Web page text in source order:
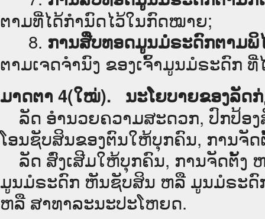
ຕາມທີ່ໄດ້ກຳນົດໄວ້ໃນກົດໝາຍ;
8. ການສືບທອດມູນມໍຣະດົກຕາມພິ
ຕາມເຈດຈຳນົງ ຂອງເຈົ້າມູນມໍຣະດົກ
ມາດຕາ 4(ໃໝ່). ນະໂຍບາຍຂອງລັດ
ລັດ ອຳນວຍຄວາມສະດວກ, ປົກປ້ອ
ໂອນຊັບສິນຂອງຕົນໃຫ້ບຸກຄົນ, ການຈັ
ລັດ ສົ່ງເສີມໃຫ້ບຸກຄົນ, ການຈັດຕັ້ງ
ມູນມໍຣະດົກ ຫັນຊັບສິນ ຫລື ມູນມໍຣະດົກ
ຫລື ສາທາລະນະປະໂຫຍດ.